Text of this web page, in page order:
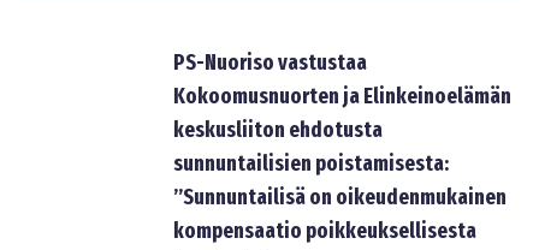
PS-Nuoriso vastustaa
Kokoomusnuorten ja Elinkeinoelämän
keskusliiton ehdotusta
sunnuntailisien poistamisesta:
”Sunnuntailisä on oikeudenmukainen
kompensaatio poikkeuksellisesta